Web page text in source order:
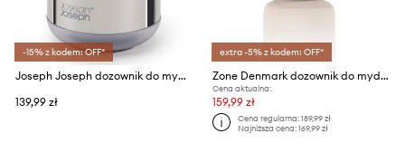
-15% z kodem: OFF*
Joseph Joseph dozownik do mydła Easy Store Luxe 300 ml
139,99 zł
extra -5% z kodem: OFF*
Zone Denmark dozownik do mydła Ume 250 ml
Cena aktualna:
159,99 zł
Cena regularna:189,99 zł
Najniższa cena:169,99 zł